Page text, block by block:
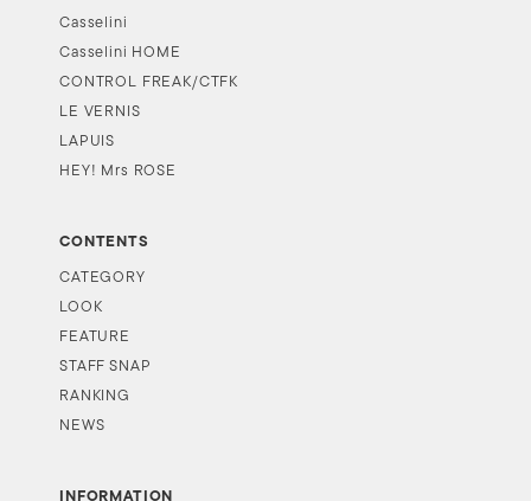
Casselini
Casselini HOME
CONTROL FREAK/CTFK
LE VERNIS
LAPUIS
HEY! Mrs ROSE
CONTENTS
CATEGORY
LOOK
FEATURE
STAFF SNAP
RANKING
NEWS
INFORMATION